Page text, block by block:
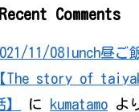
Recent Comments
11/08lunch昼ご
【The story of
】
に kumatamo よ